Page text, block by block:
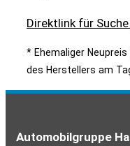
Direktlink für
* Ehemaliger
des Herstellers am
Automobilgruppe
Servicetermin